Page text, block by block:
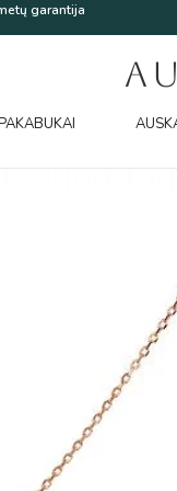
garantija